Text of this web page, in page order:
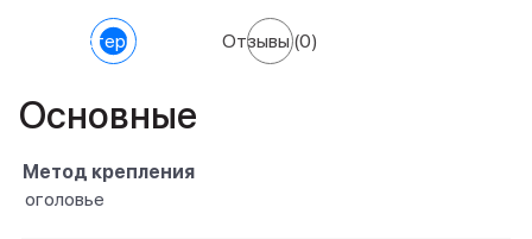
Характеристики Отзывы(0)
Основные
Метод крепления
оголовье